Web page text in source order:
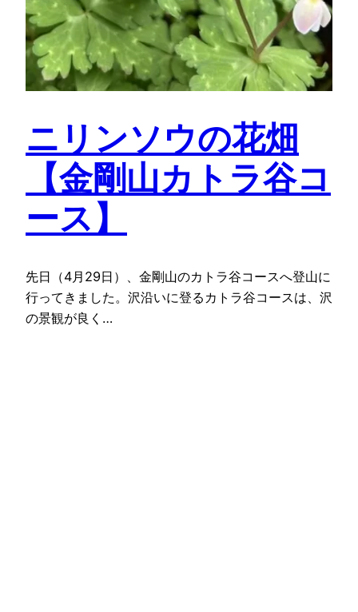
ニリンソウの花畑
【金剛山カトラ谷コ
ース】
先日（4月29日）、金剛山のカトラ谷コースへ登山に
行ってきました。沢沿いに登るカトラ谷コースは、沢
の景観が良く…